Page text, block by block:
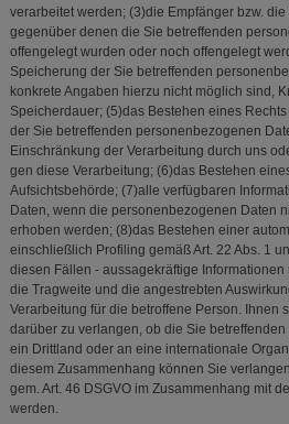
verarbeitet werden; (3)die Empfänger bzw.
gegenüber denen die Sie betreffenden
offengelegt wurden oder noch offengelegt
Speicherung der Sie betreffenden
konkrete Angaben hierzu nicht möglich sind,
Speicherdauer; (5)das Bestehen eines
der Sie betreffenden personenbezogenen
Einschränkung der Verarbeitung durch uns
gen diese Verarbeitung; (6)das Bestehen
Aufsichtsbehörde; (7)alle verfügbaren
Daten, wenn die personenbezogenen Daten
erhoben werden; (8)das Bestehen einer
einschließlich Profiling gemäß Art. 22 Abs. 1
diesen Fällen - aussagekräftige
die Tragweite und die angestrebten
Verarbeitung für die betroffene Person. Ihnen
darüber zu verlangen, ob die Sie
ein Drittland oder an eine internationale
diesem Zusammenhang können Sie
gem. Art. 46 DSGVO im Zusammenhang mit
werden.